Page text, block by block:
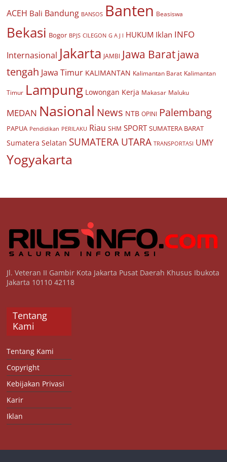
ACEH Bali Bandung BANSOS Banten Beasiswa
Bekasi Bogor BPJS CILEGON G A J I HUKUM Iklan INFO
Internasional Jakarta JAMBI Jawa Baratjawa
tengah Jawa Timur KALIMANTAN Kalimantan Barat Kalimantan
Timur Lampung Lowongan Kerja Makasar Maluku
MEDAN Nasional News NTB OPINI Palembang
PAPUA Pendidikan PERILAKU Riau SHM SPORT SUMATERA BARAT
Sumatera Selatan SUMATERA UTARA TRANSPORTASI UMY
Yogyakarta
Jl. Veteran II Gambir Kota Jakarta Pusat Daerah Khusus Ibukota
Jakarta 10110 42118
Tentang
Kami
Tentang Kami
Copyright
Kebijakan Privasi
Karir
Iklan